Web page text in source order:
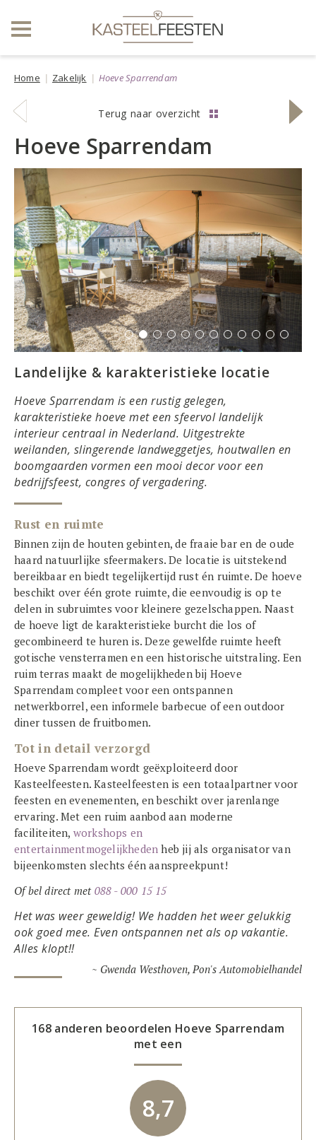
Home Zakelijk Hoeve Sparrendam
vorige
locatie
Terug naar overzicht
Hoeve Sparrendam
Landelijke & karakteristieke locatie
Hoeve Sparrendam is een rustig gelegen,
karakteristieke hoeve met een sfeervol landelijk
interieur centraal in Nederland. Uitgestrekte
weilanden, slingerende landweggetjes, houtwallen en
boomgaarden vormen een mooi decor voor een
bedrijfsfeest, congres of vergadering.
Rust en ruimte
Binnen zijn de houten gebinten, de fraaie bar en de oude
haard natuurlijke sfeermakers. De locatie is uitstekend
bereikbaar en biedt tegelijkertijd rust én ruimte. De hoeve
beschikt over één grote ruimte, die eenvoudig is op te
delen in subruimtes voor kleinere gezelschappen. Naast
de hoeve ligt de karakteristieke burcht die los of
gecombineerd te huren is. Deze gewelfde ruimte heeft
gotische vensterramen en een historische uitstraling. Een
ruim terras maakt de mogelijkheden bij Hoeve
Sparrendam compleet voor een ontspannen
netwerkborrel, een informele barbecue of een outdoor
diner tussen de fruitbomen.
Tot in detail verzorgd
Hoeve Sparrendam wordt geëxploiteerd door
Kasteelfeesten. Kasteelfeesten is een totaalpartner voor
feesten en evenementen, en beschikt over jarenlange
ervaring. Met een ruim aanbod aan moderne
faciliteiten, workshops en
entertainmentmogelijkheden heb jij als organisator van
bijeenkomsten slechts één aanspreekpunt!
Of bel direct met 088 - 000 15 15
Het was weer geweldig! We hadden het weer gelukkig
ook goed mee. Even ontspannen net als op vakantie.
Alles klopt!!
~ Gwenda Westhoven, Pon's Automobielhandel
168 anderen beoordelen Hoeve Sparrendam
met een
8,7